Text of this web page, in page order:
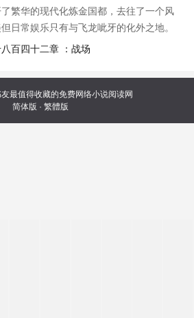
繁华的现代化炼金国都，去往了一个风
日常娱乐只有与飞龙呲牙的化外之地。
学姐寄来的一封信。“你好穿越者，我重
百四十二章 ：战场
最值得收藏的免费网络小说阅读网
简体版 · 繁體版